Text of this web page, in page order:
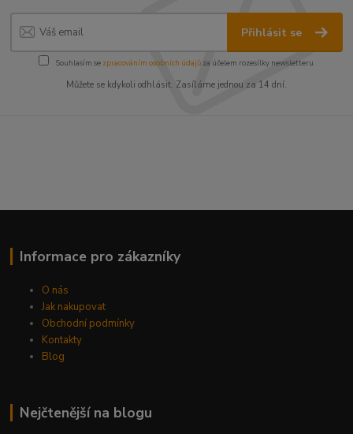
Přihlásit se
Souhlasím se zpracováním osobních údajůza účelem rozesílky newsletteru.
Můžete se kdykoli odhlásit. Zasíláme jednou za 14 dní.
Informace pro zákazníky
O nás
Jak nakupovat
Obchodní podmínky
Kontakty
Blog
Nejčtenější na blogu